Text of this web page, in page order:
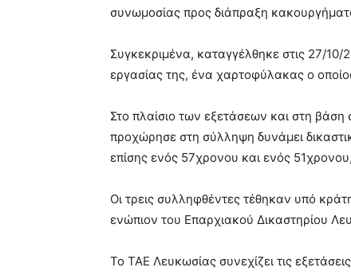
συνωμοσίας προς διάπραξη
Συγκεκριμένα, καταγγέλθηκε στις 27/
εργασίας της, ένα χαρτοφύλακας ο
Στο πλαίσιο των εξετάσεων και στη βάση
προχώρησε στη σύλληψη δυνάμει
επίσης ενός 57χρονου και ενός
Οι τρεις συλληφθέντες τέθηκαν υπό
ενώπιον του Επαρχιακού Δικαστηρίου
Το ΤΑΕ Λευκωσίας συνεχίζει τις